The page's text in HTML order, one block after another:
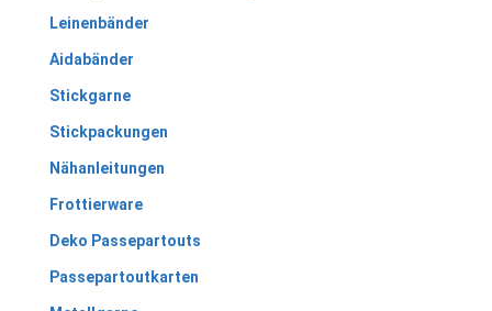
Leinenbänder
Aidabänder
Stickgarne
Stickpackungen
Nähanleitungen
Frottierware
Deko Passepartouts
Passepartoutkarten